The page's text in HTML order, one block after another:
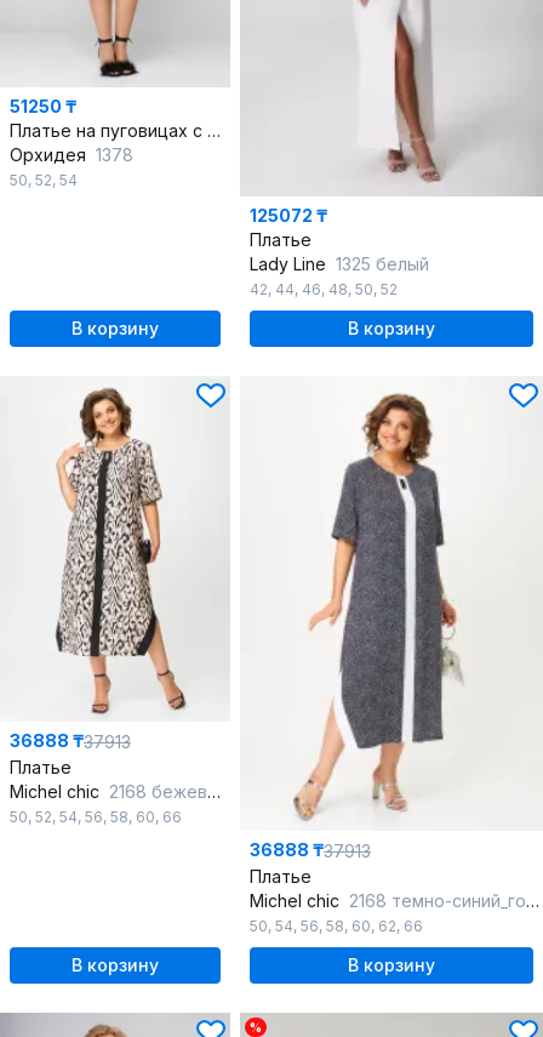
51250 ₸
Платье на пуговицах с отделкой из страз и карманами
Орхидея 1378
50, 52, 54
В корзину
125072 ₸
Платье
Lady Line 1325 белый
42, 44, 46, 48, 50, 52
В корзину
36888 ₸37913
Платье
Michel chic 2168 бежевый_черный
50, 52, 54, 56, 58, 60, 66
В корзину
36888 ₸37913
Платье
Michel chic 2168 темно-синий_горох
50, 54, 56, 58, 60, 62, 66
В корзину
%